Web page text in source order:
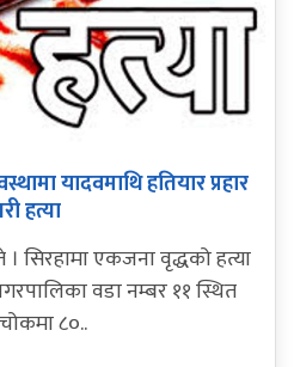
यादवमाथि हतियार प्रहार
हत्या
सिरहामा एकजना वृद्धको हत्या
वडा नम्बर ११ स्थित
८०..